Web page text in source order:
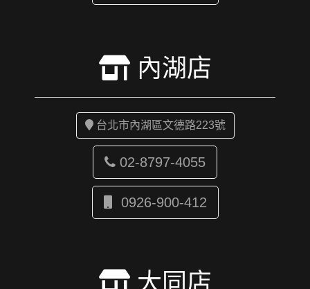
內湖店
台北市內湖區文德路223號
02-8797-4055
0926-900-412
大同店